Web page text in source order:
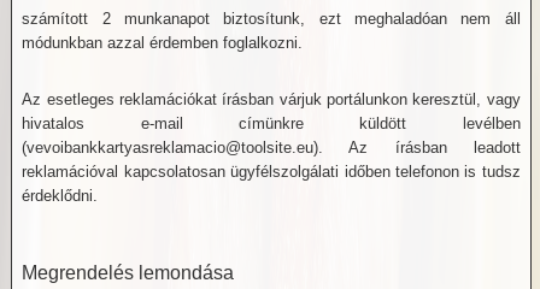
számított 2 munkanapot biztosítunk, ezt meghaladóan nem áll
módunkban azzal érdemben foglalkozni.
Az esetleges reklamációkat írásban várjuk portálunkon keresztül, vagy
hivatalos e-mail címünkre küldött levélben
(vevoibankkartyasreklamacio@toolsite.eu). Az írásban leadott
reklamációval kapcsolatosan ügyfélszolgálati időben telefonon is tudsz
érdeklődni.
Megrendelés lemondása